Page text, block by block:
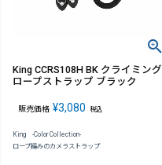
King CCRS108H BK クライミング
ロープストラップ ブラック
販売価格 ¥3,080 税込
King -Color Collection-
ロープ編みのカメラストラップ